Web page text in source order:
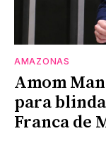
AMAZONAS
Amom
para
Franca de